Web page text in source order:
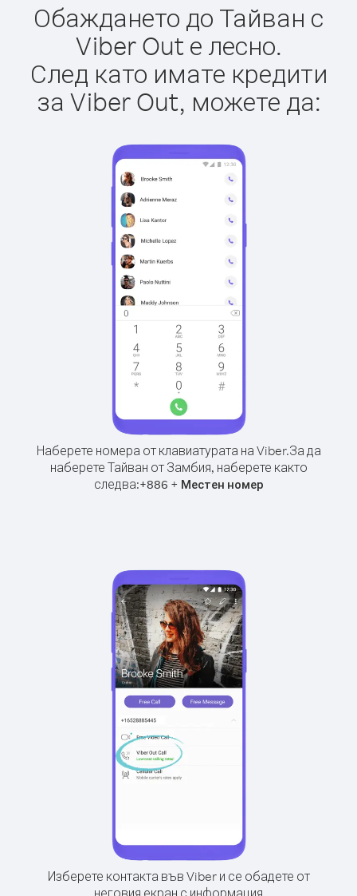
Обаждането до Тайван с
Viber Out е лесно.
След като имате кредити
за Viber Out, можете да:
Наберете номера от клавиатурата на Viber.За да
наберете Тайван от Замбия, наберете както
следва:+886 + Местен номер
Изберете контакта във Viber и се обадете от
неговия екран с информация